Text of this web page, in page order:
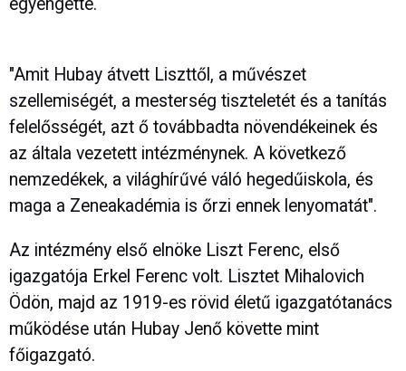
"Amit Hubay átvett Liszttől, a művészet
szellemiségét, a mesterség tiszteletét és a tanítás
felelősségét, azt ő továbbadta növendékeinek és
az általa vezetett intézménynek. A következő
nemzedékek, a világhírűvé váló hegedűiskola, és
maga a Zeneakadémia is őrzi ennek lenyomatát".
Az intézmény első elnöke Liszt Ferenc, első
igazgatója Erkel Ferenc volt. Lisztet Mihalovich
Ödön, majd az 1919-es rövid életű igazgatótanács
működése után Hubay Jenő követte mint
főigazgató.